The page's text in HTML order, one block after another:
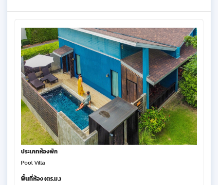
ประเภทห้องพัก
Pool Villa
พื้นที่ห้อง (ตร.ม.)